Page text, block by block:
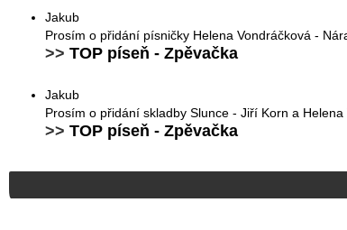
Jakub
Prosím o přidání písničky Helena Vondráčková -
>> TOP píseň - Zpěvačka
Jakub
Prosím o přidání skladby Slunce - Jiří Korn a Helena
>> TOP píseň - Zpěvačka